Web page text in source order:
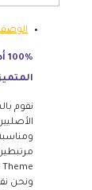
نقوم
ونحن